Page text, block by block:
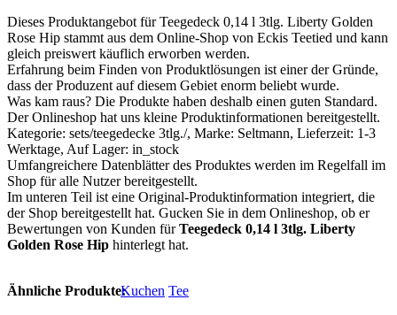
Dieses Produktangebot für Teegedeck 0,14 l 3tlg. Liberty Golden
Rose Hip stammt aus dem Online-Shop von Eckis Teetied und kann
gleich preiswert käuflich erworben werden.
Erfahrung beim Finden von Produktlösungen ist einer der Gründe,
dass der Produzent auf diesem Gebiet enorm beliebt wurde.
Was kam raus? Die Produkte haben deshalb einen guten Standard.
Der Onlineshop hat uns kleine Produktinformationen bereitgestellt.
Kategorie: sets/teegedecke 3tlg./, Marke: Seltmann, Lieferzeit: 1-3
Werktage, Auf Lager: in_stock
Umfangreichere Datenblätter des Produktes werden im Regelfall im
Shop für alle Nutzer bereitgestellt.
Im unteren Teil ist eine Original-Produktinformation integriert, die
der Shop bereitgestellt hat. Gucken Sie in dem Onlineshop, ob er
Bewertungen von Kunden fürTeegedeck 0,14 l 3tlg. Liberty
Golden Rose Hip hinterlegt hat.
Ähnliche Produkte:Kuchen Tee